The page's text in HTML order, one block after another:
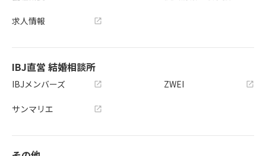
求人情報
IBJ直営 結婚相談所
IBJメンバーズ
サンマリエ
ZWEI